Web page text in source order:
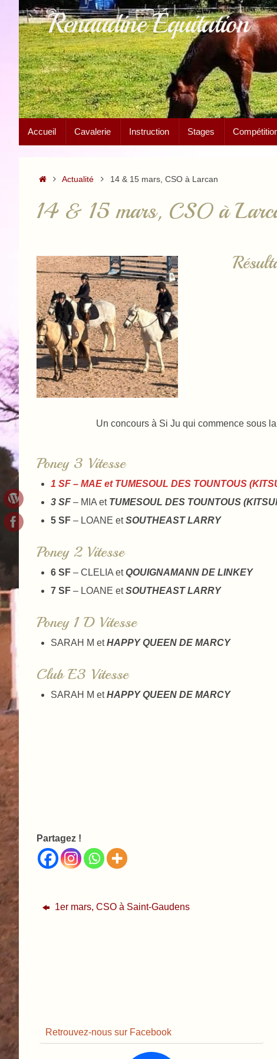
Passer
contenu
Renaudine Équitation
contenu
Accueil Cavalerie Instruction Stages
Accueil
Actualité 14 & 15 mars, CSO à Larcan
14 & 15 mars, CSO à
Un concours à Si Ju qui commence sous
Poney 3 Vitesse
1 SF – MAE et TUMESOUL DES TOUNTOUS
3 SF – MIA et TUMESOUL DES TOUNTOUS
5 SF – LOANE etSOUTHEAST LARRY
Poney 2 Vitesse
6 SF – CLELIA etQOUIGNAMANN DE LINKEY
7 SF – LOANE etSOUTHEAST LARRY
Poney 1 D Vitesse
SARAH M etHAPPY QUEEN DE MARCY
Club E3 Vitesse
SARAH M etHAPPY QUEEN DE MARCY
Partagez !
1er mars, CSO à Saint-Gaudens
Retrouvez-nous sur Facebook